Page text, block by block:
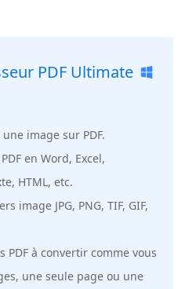
PDF Ultimate
image sur PDF.
en Word, Excel,
HTML, etc.
image JPG, PNG, TIF, GIF,
PDF à convertir comme vous
une seule page ou une